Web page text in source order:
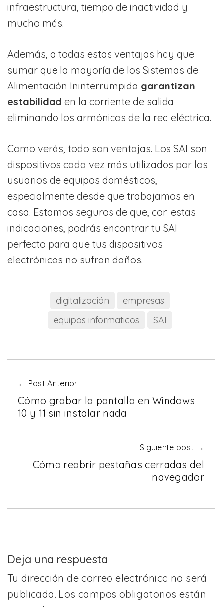
infraestructura, tiempo de inactividad y
mucho más.
Además, a todas estas ventajas hay que
sumar que la mayoría de los Sistemas de
Alimentación Ininterrumpida garantizan
estabilidad en la corriente de salida
eliminando los armónicos de la red eléctrica.
Como verás, todo son ventajas. Los SAI son
dispositivos cada vez más utilizados por los
usuarios de equipos domésticos,
especialmente desde que trabajamos en
casa. Estamos seguros de que, con estas
indicaciones, podrás encontrar tu SAI
perfecto para que tus dispositivos
electrónicos no sufran daños.
digitalización
empresas
equipos informaticos
SAI
← Post Anterior
Cómo grabar la pantalla en Windows
10 y 11 sin instalar nada
Siguiente post →
Cómo reabrir pestañas cerradas del
navegador
Deja una respuesta
Tu dirección de correo electrónico no será
publicada. Los campos obligatorios están